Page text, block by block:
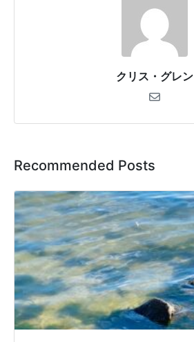
クリス・グレン
Recommended Posts